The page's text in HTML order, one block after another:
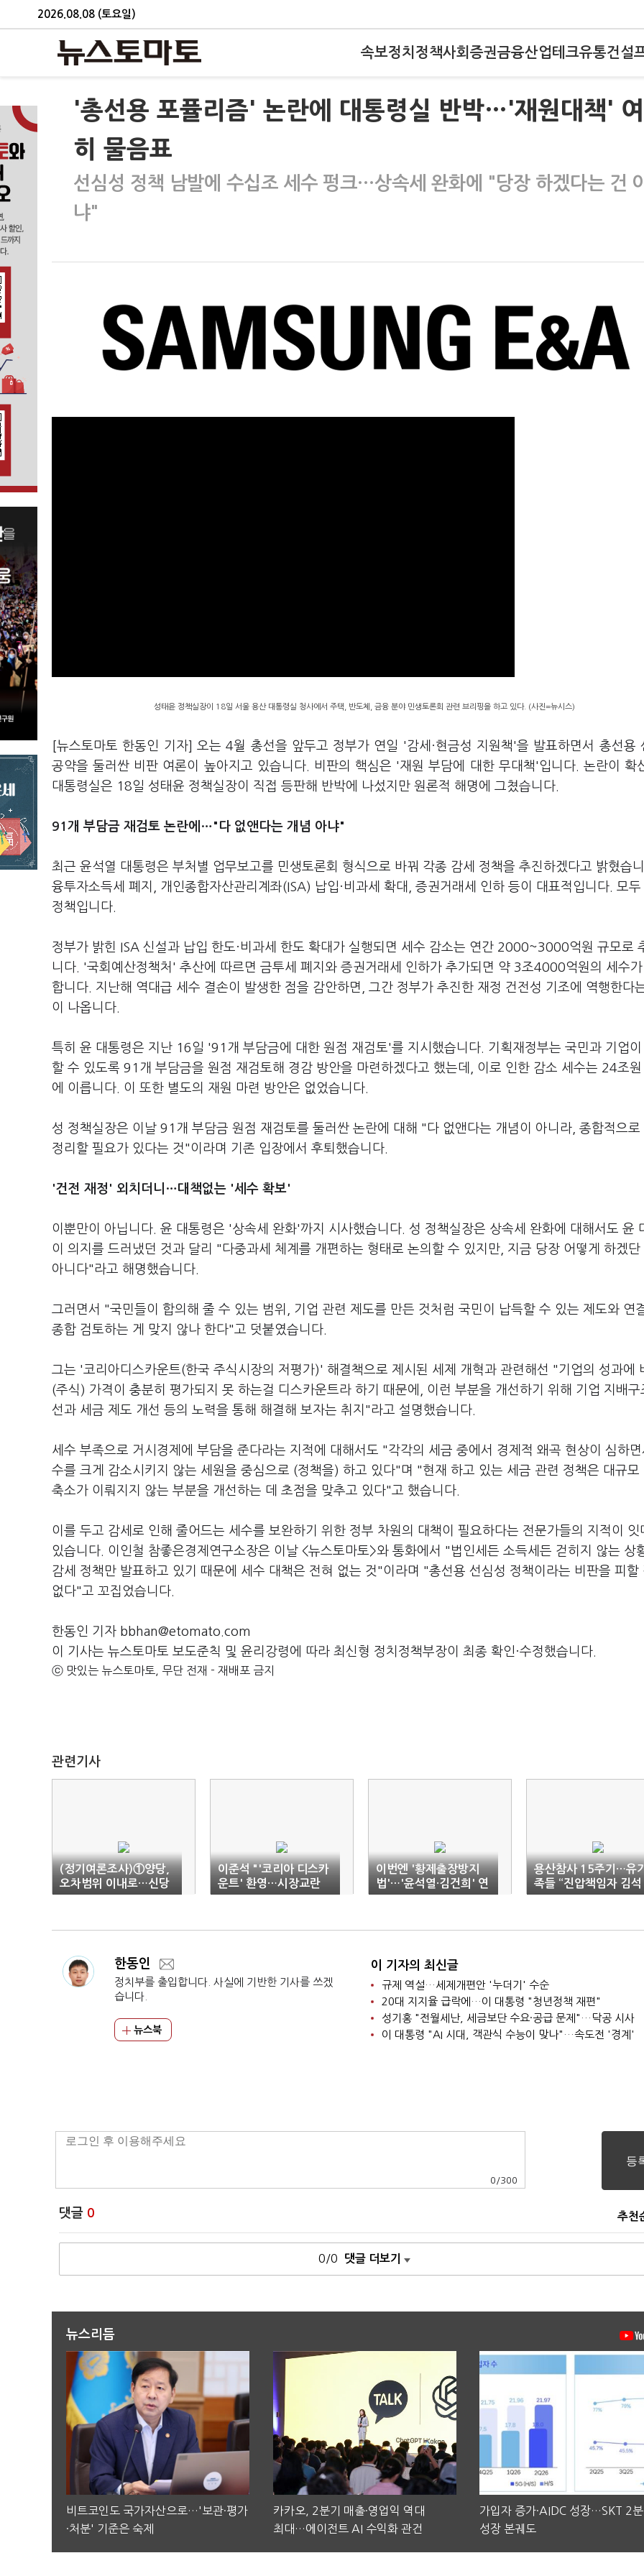
2026.08.08 (토요일)
속보정치 정책사회 증권금융산업테크유통건설
'총선용 포퓰리즘' 논란에 대통령실 반박…'재원대책'
히 물음표
선심성 정책 남발에 수십조 세수 펑크…상속세 완화에 "당장 하겠다는 건
냐"
성태윤 정책실장이 18일 서울 용산 대통령실 청사에서 주택, 반도체, 금융 분야 민생토론회 관련 브리핑을 하고 있다. (사진=뉴시스)
[뉴스토마토 한동인 기자] 오는 4월 총선을 앞두고 정부가 연일 '감세·현금성 지원책'을 발표하면서 총선용
공약을 둘러싼 비판 여론이 높아지고 있습니다. 비판의 핵심은 '재원 부담에 대한 무대책'입니다. 논란이 확
대통령실은 18일 성태윤 정책실장이 직접 등판해 반박에 나섰지만 원론적 해명에 그쳤습니다.
91개 부담금 재검토 논란에…"다 없앤다는 개념 아냐"
최근 윤석열 대통령은 부처별 업무보고를 민생토론회 형식으로 바꿔 각종 감세 정책을 추진하겠다고 밝혔습
융투자소득세 폐지, 개인종합자산관리계좌(ISA) 납입·비과세 확대, 증권거래세 인하 등이 대표적입니다. 모두
정책입니다.
정부가 밝힌 ISA 신설과 납입 한도·비과세 한도 확대가 실행되면 세수 감소는 연간 2000~3000억원 규모로
니다. '국회예산정책처' 추산에 따르면 금투세 폐지와 증권거래세 인하가 추가되면 약 3조4000억원의 세수
합니다. 지난해 역대급 세수 결손이 발생한 점을 감안하면, 그간 정부가 추진한 재정 건전성 기조에 역행한다
이 나옵니다.
특히 윤 대통령은 지난 16일 '91개 부담금에 대한 원점 재검토'를 지시했습니다. 기획재정부는 국민과 기업
할 수 있도록 91개 부담금을 원점 재검토해 경감 방안을 마련하겠다고 했는데, 이로 인한 감소 세수는 24조
에 이릅니다. 이 또한 별도의 재원 마련 방안은 없었습니다.
성 정책실장은 이날 91개 부담금 원점 재검토를 둘러싼 논란에 대해 "다 없앤다는 개념이 아니라, 종합적으로
정리할 필요가 있다는 것"이라며 기존 입장에서 후퇴했습니다.
'건전 재정' 외치더니…대책없는 '세수 확보'
이뿐만이 아닙니다. 윤 대통령은 '상속세 완화'까지 시사했습니다. 성 정책실장은 상속세 완화에 대해서도 윤
이 의지를 드러냈던 것과 달리 "다중과세 체계를 개편하는 형태로 논의할 수 있지만, 지금 당장 어떻게 하겠단
아니다"라고 해명했습니다.
그러면서 "국민들이 합의해 줄 수 있는 범위, 기업 관련 제도를 만든 것처럼 국민이 납득할 수 있는 제도와 연
종합 검토하는 게 맞지 않나 한다"고 덧붙였습니다.
그는 '코리아디스카운트(한국 주식시장의 저평가)' 해결책으로 제시된 세제 개혁과 관련해선 "기업의 성과에
(주식) 가격이 충분히 평가되지 못 하는걸 디스카운트라 하기 때문에, 이런 부분을 개선하기 위해 기업 지배구
선과 세금 제도 개선 등의 노력을 통해 해결해 보자는 취지"라고 설명했습니다.
세수 부족으로 거시경제에 부담을 준다라는 지적에 대해서도 "각각의 세금 중에서 경제적 왜곡 현상이 심하
수를 크게 감소시키지 않는 세원을 중심으로 (정책을) 하고 있다"며 "현재 하고 있는 세금 관련 정책은 대규모
축소가 이뤄지지 않는 부분을 개선하는 데 초점을 맞추고 있다"고 했습니다.
이를 두고 감세로 인해 줄어드는 세수를 보완하기 위한 정부 차원의 대책이 필요하다는 전문가들의 지적이 잇
있습니다. 이인철 참좋은경제연구소장은 이날 <뉴스토마토>와 통화에서 "법인세든 소득세든 걷히지 않는 상
감세 정책만 발표하고 있기 때문에 세수 대책은 전혀 없는 것"이라며 "총선용 선심성 정책이라는 비판을 피할
없다"고 꼬집었습니다.
한동인 기자 bbhan@etomato.com
이 기사는 뉴스토마토 보도준칙 및 윤리강령에 따라 최신형 정치정책부장이 최종 확인·수정했습니다.
ⓒ 맛있는 뉴스토마토, 무단 전재 - 재배포 금지
관련기사
(정기여론조사)①양당,
오차범위 이내로…신당
등장에 민주 '휘청'(종
이준석 "'코리아 디스카
운트' 환영…시장교란
세력 처벌해야"
이번엔 '황제출장방지
법'…'윤석열·김건희' 연
일 정조준
용산참사 15주기…유
족들 “진압책임자 김석
기 공천 결사반대”
한동인
정치부를 출입합니다. 사실에 기반한 기사를 쓰겠
습니다.
뉴스북
이 기자의 최신글
규제 역설…세제개편안 '누더기' 수순
20대 지지율 급락에…이 대통령 "청년정책 재편"
성기홍 "전월세난, 세금보단 수요·공급 문제"…닥공 시사
이 대통령 "AI 시대, 객관식 수능이 맞나"…속도전 '경계'
0 /300
댓글 0 추천
0/0 댓글 더보기
뉴스리듬
비트코인도 국가자산으로…'보관·평가
·처분' 기준은 숙제
카카오, 2분기 매출·영업익 역대
최대…에이전트 AI 수익화 관건
가입자 증가·AIDC 성장…SKT 2
성장 본궤도